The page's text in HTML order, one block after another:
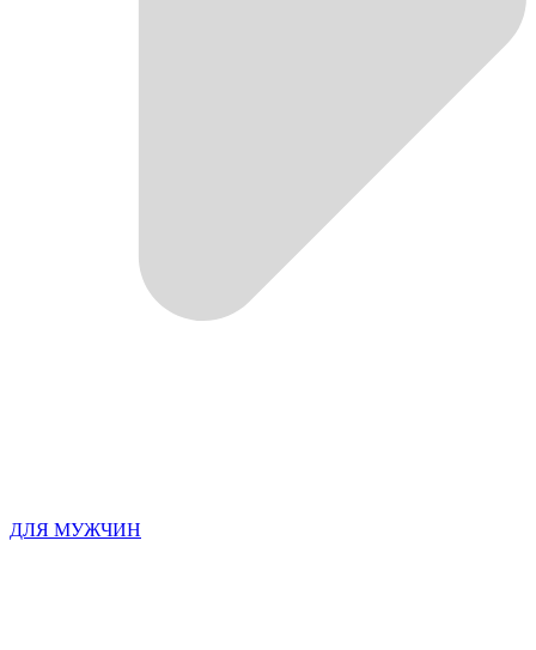
ДЛЯ МУЖЧИН